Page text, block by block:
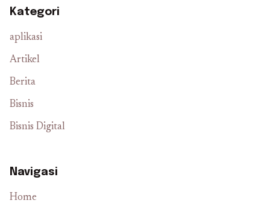
Kategori
aplikasi
Artikel
Berita
Bisnis
Bisnis Digital
Navigasi
Home